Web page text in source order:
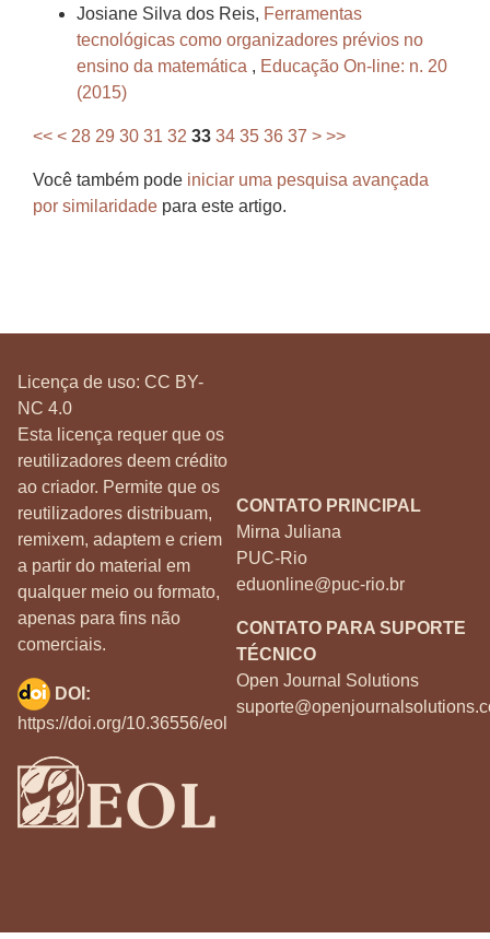
Josiane Silva dos Reis, Ferramentas
tecnológicas como organizadores prévios no
ensino da matemática , Educação On-line: n. 20
(2015)
<< < 28 29 30 31 32 33 34 35 36 37 > >>
Você também pode iniciar uma pesquisa avançada
por similaridade para este artigo.
Licença de uso: CC BY-
NC 4.0
Esta licença requer que os
reutilizadores deem crédito
ao criador. Permite que os
reutilizadores distribuam,
remixem, adaptem e criem
a partir do material em
qualquer meio ou formato,
apenas para fins não
comerciais.
CONTATO PRINCIPAL
Mirna Juliana
PUC-Rio
eduonline@puc-rio.br
CONTATO PARA SUPORTE
TÉCNICO
Open Journal Solutions
DOI:
https://doi.org/10.36556/eol